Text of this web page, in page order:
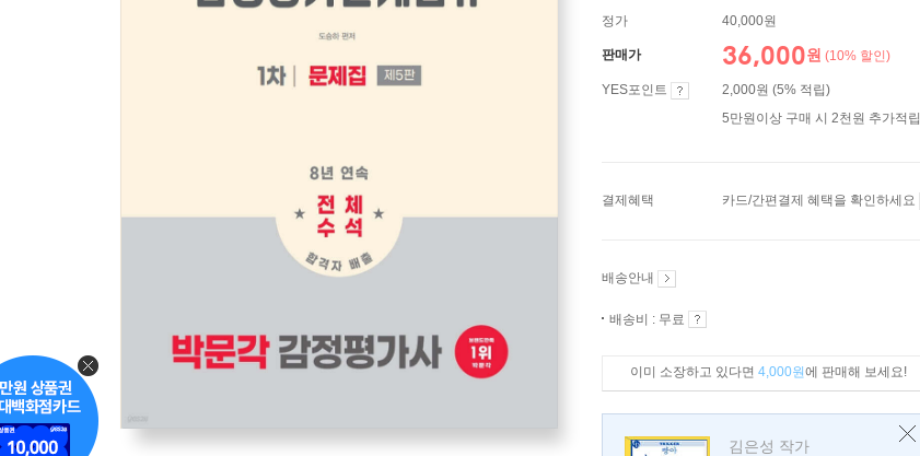
정가 40,000원
판매가 36,000원 (10% 할인)
YES포인트
2,000원 (5% 적립)
5만원이상 구매 시 2천원 추가적립
결제혜택 카드/간편결제 혜택을 확인하세요
배송안내
배송비 : 무료
이미 소장하고 있다면 4,000원에 판매해 보세요!
김은성 작가